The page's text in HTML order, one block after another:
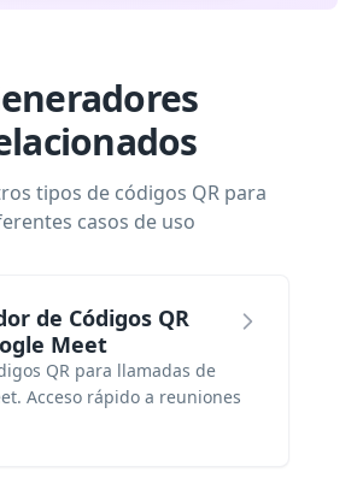
tipos de códigos QR para
casos de uso
de Códigos QR
Meet
QR para llamadas de
Acceso rápido a reuniones